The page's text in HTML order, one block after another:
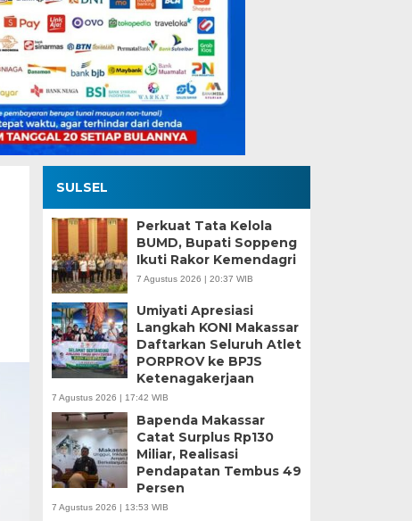
SULSEL
Perkuat Tata Kelola
BUMD, Bupati Soppeng
Ikuti Rakor Kemendagri
7 Agustus 2026 | 20:37 WIB
Umiyati Apresiasi
Langkah KONI Makassar
Daftarkan Seluruh Atlet
PORPROV ke BPJS
Ketenagakerjaan
7 Agustus 2026 | 17:42 WIB
Bapenda Makassar
Catat Surplus Rp130
Miliar, Realisasi
Pendapatan Tembus 49
Persen
7 Agustus 2026 | 13:53 WIB